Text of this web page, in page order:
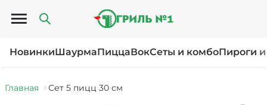
Открыть меню
НовинкиШаурмаПиццаВокСеты и комбоПироги
Главная Сет 5 пицц 30 см